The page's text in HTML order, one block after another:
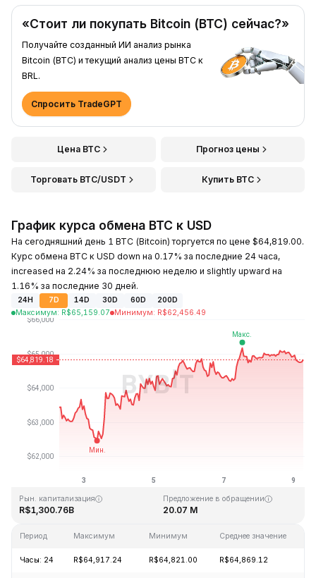
«Стоит ли покупать Bitcoin (BTC) сейчас?»
Получайте созданный ИИ анализ рынка
Bitcoin (BTC) и текущий анализ цены BTC к
BRL.
Спросить TradeGPT
Цена BTC Прогноз цены
Торговать BTC/USDT Купить BTC
График курса обмена BTC к USD
На сегодняшний день 1 BTC (Bitcoin) торгуется по цене $64,819.00.
Курс обмена BTC к USD down на 0.17% за последние 24 часа,
increased на 2.24% за последнюю неделю и slightly upward на
1.16% за последние 30 дней.
24H 7D 14D 30D 60D
200D
Максимум: R$65,159.07 Минимум: R$62,456.49
Последнее обновление: 06:48 GMT+0 2026-08-09
Рын. капитализация
R$1,300.76B
Предложение в обращении
20.07 M
Период Максимум Минимум Среднее значение
Часы: 24 R$64,917.24 R$64,821.00 R$64,869.12